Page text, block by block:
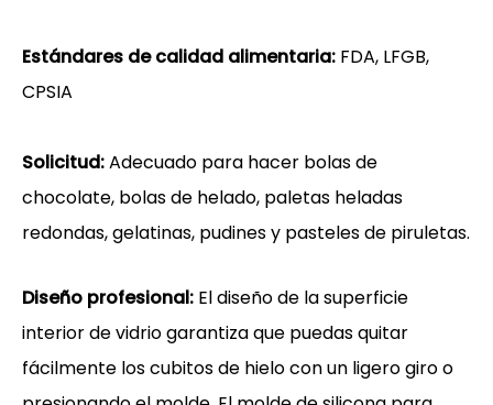
Estándares de calidad alimentaria: FDA, LFGB,
CPSIA
Solicitud:Adecuado para hacer bolas de
chocolate, bolas de helado, paletas heladas
redondas, gelatinas, pudines y pasteles de piruletas.
Diseño profesional: El diseño de la superficie
interior de vidrio garantiza que puedas quitar
fácilmente los cubitos de hielo con un ligero giro o